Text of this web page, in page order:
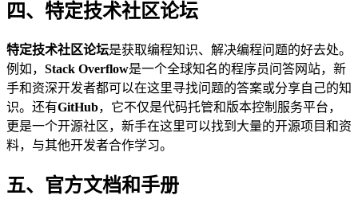
四、特定技术社区论坛
特定技术社区论坛是获取编程知识、解决编程问题的好去处。
例如， Stack Overflow是一个全球知名的程序员问答网站，新
手和资深开发者都可以在这里寻找问题的答案或分享自己的知
识。还有GitHub，它不仅是代码托管和版本控制服务平台，
更是一个开源社区，新手在这里可以找到大量的开源项目和资
料，与其他开发者合作学习。
五、官方文档和手册